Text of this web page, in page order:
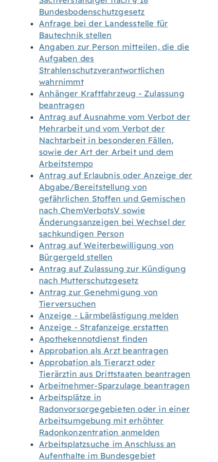
Bundesbodenschutzgesetz
Anfrage bei der Landesstelle für
Bautechnik stellen
Angaben zur Person mitteilen, die die
Aufgaben des
Strahlenschutzverantwortlichen
wahrnimmt
Anhänger Kraftfahrzeug - Zulassung
beantragen
Antrag auf Ausnahme vom Verbot der
Mehrarbeit und vom Verbot der
Nachtarbeit in besonderen Fällen,
sowie der Art der Arbeit und dem
Arbeitstempo
Antrag auf Erlaubnis oder Anzeige der
Abgabe/Bereitstellung von
gefährlichen Stoffen und Gemischen
nach ChemVerbotsV sowie
Änderungsanzeigen bei Wechsel der
sachkundigen Person
Antrag auf Weiterbewilligung von
Bürgergeld stellen
Antrag auf Zulassung zur Kündigung
nach Mutterschutzgesetz
Antrag zur Genehmigung von
Tierversuchen
Anzeige - Lärmbelästigung melden
Anzeige - Strafanzeige erstatten
Apothekennotdienst finden
Approbation als Arzt beantragen
Approbation als Tierarzt oder
Tierärztin aus Drittstaaten beantragen
Arbeitnehmer-Sparzulage beantragen
Arbeitsplätze in
Radonvorsorgegebieten oder in einer
Arbeitsumgebung mit erhöhter
Radonkonzentration anmelden
Arbeitsplatzsuche im Anschluss an
Aufenthalte im Bundesgebiet